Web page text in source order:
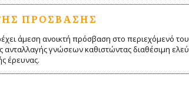
ΠΡΌΣΒΑΣΗΣ
άμεση ανοικτή πρόσβαση στο περιεχόμενό
ανταλλαγής γνώσεων καθιστώντας διαθέσιμη
έρευνας.